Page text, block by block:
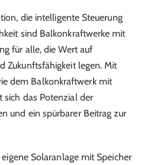
die intelligente Steuerung
sind Balkonkraftwerke mit
für alle, die Wert auf
Zukunftsfähigkeit legen. Mit
dem Balkonkraftwerk mit
sich das Potenzial der
und ein spürbarer Beitrag zur
Solaranlage mit Speicher